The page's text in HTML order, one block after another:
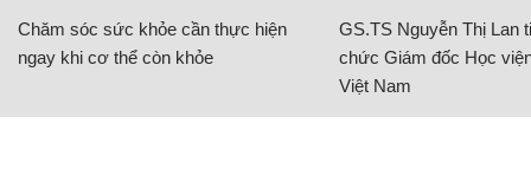
Chăm sóc sức khỏe cần thực hiện
ngay khi cơ thể còn khỏe
GS.TS Nguyễn Thị Lan
chức Giám đốc Học
Việt Nam